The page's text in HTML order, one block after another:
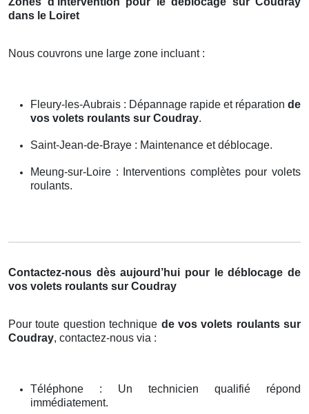
dans le Loiret
Nous couvrons une large zone incluant :
Fleury-les-Aubrais : Dépannage rapide et réparation de
vos volets roulants sur Coudray.
Saint-Jean-de-Braye : Maintenance et déblocage.
Meung-sur-Loire : Interventions complètes pour volets
roulants.
Contactez-nous dès aujourd’hui pour le déblocage de
vos volets roulants sur Coudray
Pour toute question technique de vos volets roulants sur
Coudray, contactez-nous via :
Téléphone : Un technicien qualifié répond
immédiatement.